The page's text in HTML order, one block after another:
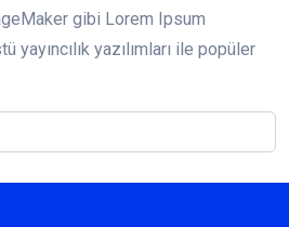
gibi Lorem Ipsum
yayıncılık yazılımları ile popüler